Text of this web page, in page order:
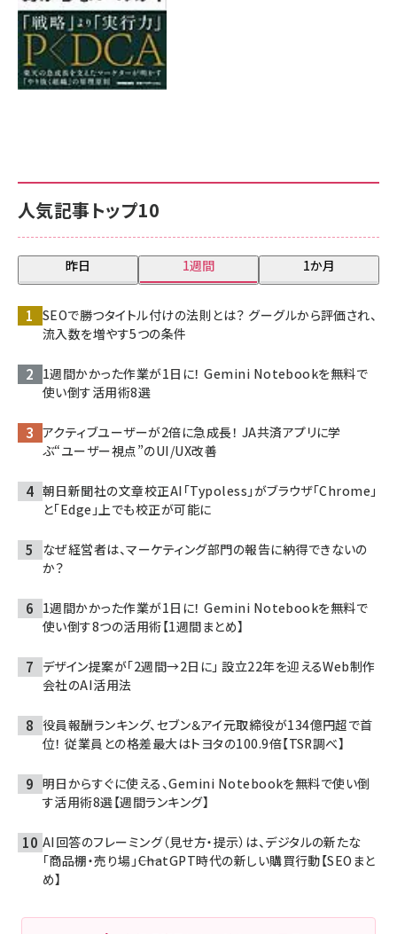
人気記事トップ10
昨日 1週間 1か月
SEOで勝つタイトル付けの法則とは？ グーグルから評価され、
流入数を増やす5つの条件
1週間かかった作業が1日に！ Gemini Notebookを無料で
使い倒す活用術8選
アクティブユーザーが2倍に急成長！ JA共済アプリに学
ぶ“ユーザー視点”のUI/UX改善
朝日新聞社の文章校正AI「Typoless」がブラウザ「Chrome」
と「Edge」上でも校正が可能に
なぜ経営者は、マーケティング部門の報告に納得できないの
か？
1週間かかった作業が1日に！ Gemini Notebookを無料で
使い倒す8つの活用術【1週間まとめ】
デザイン提案が「2週間→2日に」 設立22年を迎えるWeb制作
会社のAI活用法
役員報酬ランキング、セブン＆アイ元取締役が134億円超で首
位！ 従業員との格差最大はトヨタの100.9倍【TSR調べ】
明日からすぐに使える、Gemini Notebookを無料で使い倒
す活用術8選【週間ランキング】
AI回答のフレーミング（見せ方・提示）は、デジタルの新たな
「商品棚・売り場」――ChatGPT時代の新しい購買行動【SEOまと
め】